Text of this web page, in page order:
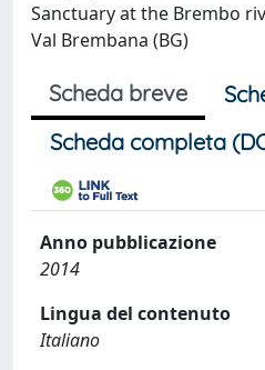
Sanctuary at the Brembo
Val Brembana (BG)
Scheda breve
Scheda completa
Anno pubblicazione
2014
Lingua del contenuto
Italiano